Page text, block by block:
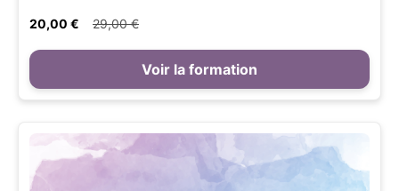
20,00 € 29,00 €
Voir la formation